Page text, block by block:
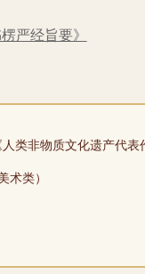
严经旨要》
类非物质文化遗产代表
术类）